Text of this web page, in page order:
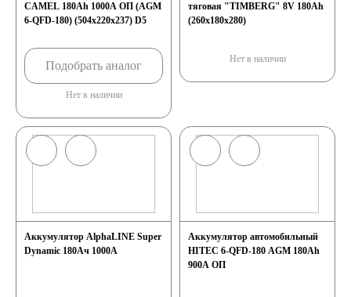
CAMEL 180Ah 1000А ОП (AGM
6-QFD-180) (504х220х237) D5
Подобрать аналог
Нет в наличии
тяговая "TIMBERG" 8V 180Ah
(260x180x280)
Нет в наличии
Аккумулятор AlphaLINE Super
Dynamic 180Ач 1000А
Аккумулятор автомобильный
HITEC 6-QFD-180 AGM 180Ah
900A ОП